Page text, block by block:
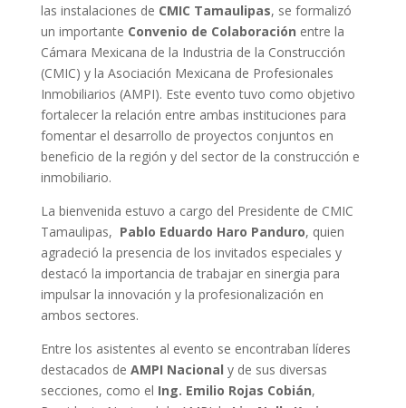
las instalaciones de CMIC Tamaulipas, se formalizó
un importante Convenio de Colaboración entre la
Cámara Mexicana de la Industria de la Construcción
(CMIC) y la Asociación Mexicana de Profesionales
Inmobiliarios (AMPI). Este evento tuvo como objetivo
fortalecer la relación entre ambas instituciones para
fomentar el desarrollo de proyectos conjuntos en
beneficio de la región y del sector de la construcción e
inmobiliario.
La bienvenida estuvo a cargo del Presidente de CMIC
Tamaulipas, Pablo Eduardo Haro Panduro, quien
agradeció la presencia de los invitados especiales y
destacó la importancia de trabajar en sinergia para
impulsar la innovación y la profesionalización en
ambos sectores.
Entre los asistentes al evento se encontraban líderes
destacados de AMPI Nacional y de sus diversas
secciones, como el Ing. Emilio Rojas Cobián,